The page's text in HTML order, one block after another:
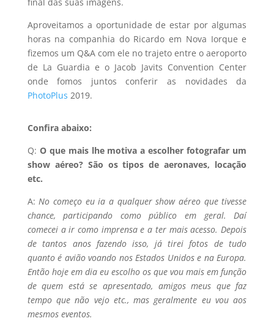
Aproveitamos a oportunidade de estar por algumas
horas na companhia do Ricardo em Nova Iorque e
fizemos um Q&A com ele no trajeto entre o aeroporto
de La Guardia e o Jacob Javits Convention Center
onde fomos juntos conferir as novidades da
PhotoPlus 2019.
Confira abaixo:
Q: O que mais lhe motiva a escolher fotografar um
show aéreo? São os tipos de aeronaves, locação
etc.
A:No começo eu ia a qualquer show aéreo que tivesse
chance, participando como público em geral. Daí
comecei a ir como imprensa e a ter mais acesso. Depois
de tantos anos fazendo isso, já tirei fotos de tudo
quanto é avião voando nos Estados Unidos e na Europa.
Então hoje em dia eu escolho os que vou mais em função
de quem está se apresentado, amigos meus que faz
tempo que não vejo etc., mas geralmente eu vou aos
mesmos eventos.